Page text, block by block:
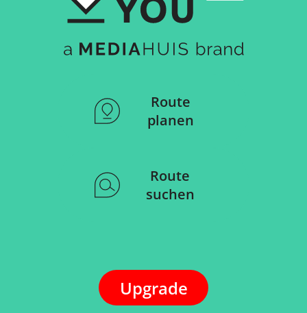
Route
planen
Route
suchen
Upgrade